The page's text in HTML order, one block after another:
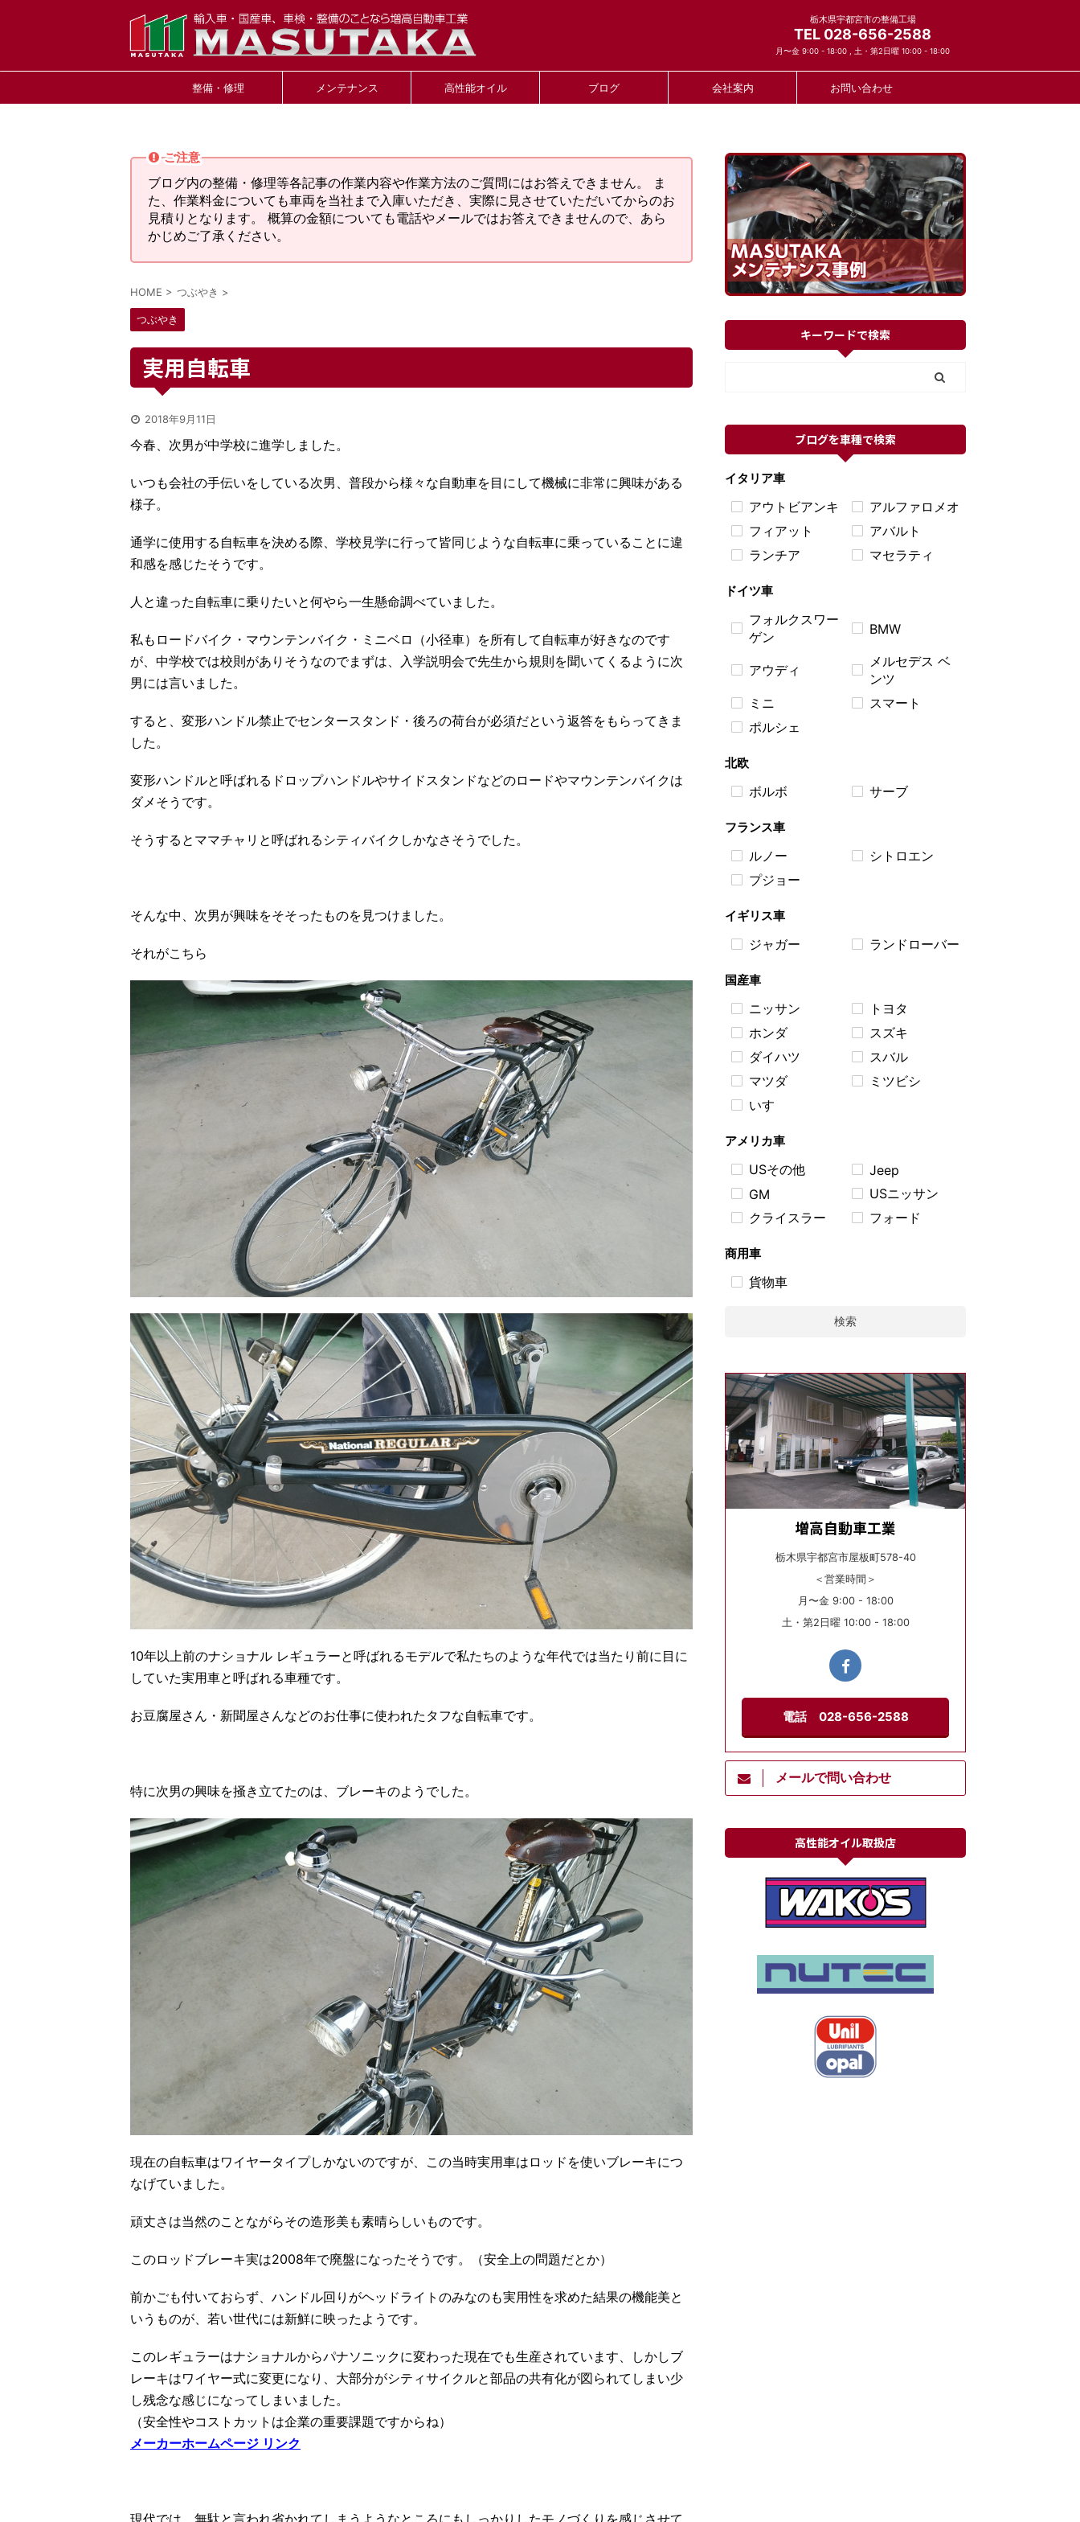
栃木県宇都宮市の整備工場
TEL 028-656-2588
月〜金 9:00 - 18:00 , 土・第2日曜 10:00 - 18:00
整備・修理 メンテナンス 高性能オイル ブログ 会社案内 お問い合わせ
ご注意
ブログ内の整備・修理等各記事の作業内容や作業方法のご質問にはお答えできません。 ま
た、作業料金についても車両を当社まで入庫いただき、実際に見させていただいてからのお
見積りとなります。 概算の金額についても電話やメールではお答えできませんので、あら
かじめご了承ください。
HOME > つぶやき >
つぶやき
実用自転車
2018年9月11日
今春、次男が中学校に進学しました。
いつも会社の手伝いをしている次男、普段から様々な自動車を目にして機械に非常に興味がある
様子。
通学に使用する自転車を決める際、学校見学に行って皆同じような自転車に乗っていることに違
和感を感じたそうです。
人と違った自転車に乗りたいと何やら一生懸命調べていました。
私もロードバイク・マウンテンバイク・ミニベロ（小径車）を所有して自転車が好きなのです
が、中学校では校則がありそうなのでまずは、入学説明会で先生から規則を聞いてくるように次
男には言いました。
すると、変形ハンドル禁止でセンタースタンド・後ろの荷台が必須だという返答をもらってきま
した。
変形ハンドルと呼ばれるドロップハンドルやサイドスタンドなどのロードやマウンテンバイクは
ダメそうです。
そうするとママチャリと呼ばれるシティバイクしかなさそうでした。
そんな中、次男が興味をそそったものを見つけました。
それがこちら
10年以上前のナショナル レギュラーと呼ばれるモデルで私たちのような年代では当たり前に目に
していた実用車と呼ばれる車種です。
お豆腐屋さん・新聞屋さんなどのお仕事に使われたタフな自転車です。
特に次男の興味を掻き立てたのは、ブレーキのようでした。
現在の自転車はワイヤータイプしかないのですが、この当時実用車はロッドを使いブレーキにつ
なげていました。
頑丈さは当然のことながらその造形美も素晴らしいものです。
このロッドブレーキ実は2008年で廃盤になったそうです。（安全上の問題だとか）
前かごも付いておらず、ハンドル回りがヘッドライトのみなのも実用性を求めた結果の機能美と
いうものが、若い世代には新鮮に映ったようです。
このレギュラーはナショナルからパナソニックに変わった現在でも生産されています、しかしブ
レーキはワイヤー式に変更になり、大部分がシティサイクルと部品の共有化が図られてしまい少
し残念な感じになってしまいました。
（安全性やコストカットは企業の重要課題ですからね）
メーカーホームページ リンク
キーワードで検索
ブログを車種で検索
イタリア車
アウトビアンキ
アルファロメオ
フィアット
アバルト
ランチア
マセラティ
ドイツ車
フォルクスワー
ゲン
BMW
アウディ
メルセデス ベ
ンツ
ミニ
スマート
ポルシェ
北欧
ボルボ サーブ
フランス車
ルノー
シトロエン
プジョー
イギリス車
ジャガー ランドローバー
国産車
ニッサン
トヨタ
ホンダ
スズキ
ダイハツ
スバル
マツダ
ミツビシ
いすゞ
アメリカ車
USその他
Jeep
GM
USニッサン
クライスラー
フォード
商用車
貨物車
検索
増高自動車工業
栃木県宇都宮市屋板町578-40
＜営業時間＞
月〜金 9:00 - 18:00
土・第2日曜 10:00 - 18:00
電話 028-656-2588
メールで問い合わせ
高性能オイル取扱店